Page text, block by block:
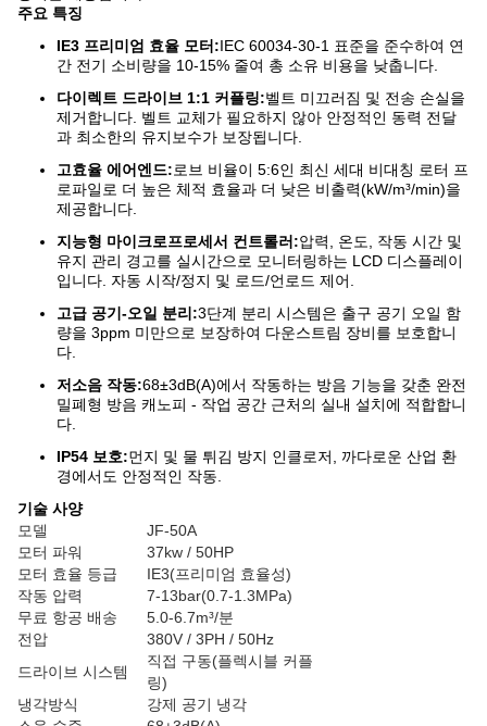
주요 특징
IE3 프리미엄 효율 모터:IEC 60034-30-1 표준을 준수하여 연
간 전기 소비량을 10-15% 줄여 총 소유 비용을 낮춥니다.
다이렉트 드라이브 1:1 커플링:벨트 미끄러짐 및 전송 손실을
제거합니다. 벨트 교체가 필요하지 않아 안정적인 동력 전달
과 최소한의 유지보수가 보장됩니다.
고효율 에어엔드:로브 비율이 5:6인 최신 세대 비대칭 로터 프
로파일로 더 높은 체적 효율과 더 낮은 비출력(kW/m³/min)을
제공합니다.
지능형 마이크로프로세서 컨트롤러:압력, 온도, 작동 시간 및
유지 관리 경고를 실시간으로 모니터링하는 LCD 디스플레이
입니다. 자동 시작/정지 및 로드/언로드 제어.
고급 공기-오일 분리:3단계 분리 시스템은 출구 공기 오일 함
량을 3ppm 미만으로 보장하여 다운스트림 장비를 보호합니
다.
저소음 작동:68±3dB(A)에서 작동하는 방음 기능을 갖춘 완전
밀폐형 방음 캐노피 - 작업 공간 근처의 실내 설치에 적합합니
다.
IP54 보호:먼지 및 물 튀김 방지 인클로저, 까다로운 산업 환
경에서도 안정적인 작동.
기술 사양
모델
JF-50A
모터 파워
37kw / 50HP
모터 효율 등급
IE3(프리미엄 효율성)
작동 압력
7-13bar(0.7-1.3MPa)
무료 항공 배송
5.0-6.7m³/분
전압
380V / 3PH / 50Hz
드라이브 시스템
직접 구동(플렉시블 커플
링)
냉각방식
강제 공기 냉각